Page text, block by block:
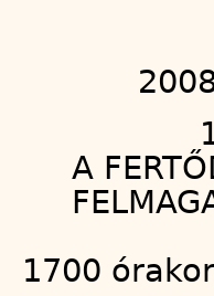
A
1700 órakor